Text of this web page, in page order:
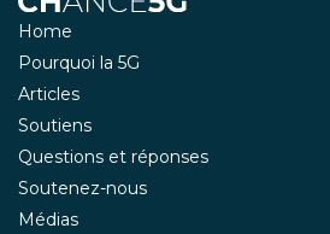
Home
Pourquoi la 5G
Articles
Soutiens
Questions et réponses
Soutenez-nous
Médias